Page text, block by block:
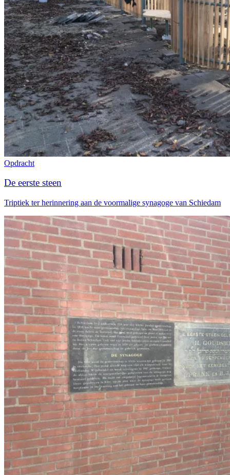
Opdracht
De eerste steen
Triptiek ter herinnering aan de voormalige synagoge van Schiedam